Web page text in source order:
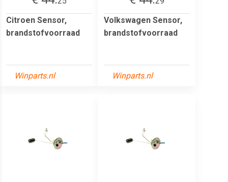
Citroen Sensor,
brandstofvoorraad
Winparts.nl
Volkswagen Sensor,
brandstofvoorraad
Winparts.nl